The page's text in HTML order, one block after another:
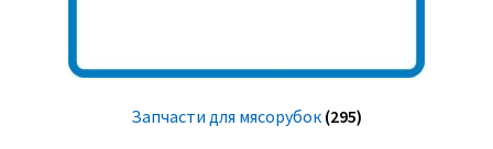
Запчасти для мясорубок (295)